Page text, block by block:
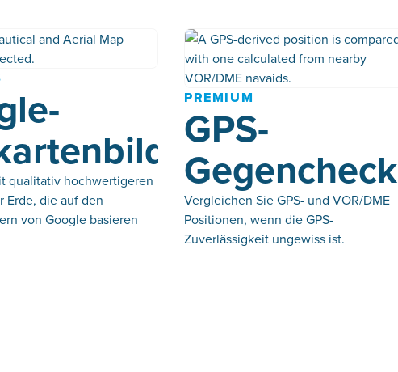
qualitativ hochwertigeren
Erde, die auf den
von Google basieren
PREMIUM
GPS-
Gegencheck
Vergleichen Sie GPS- und VOR/DME
Positionen, wenn die GPS-
Zuverlässigkeit ungewiss ist.